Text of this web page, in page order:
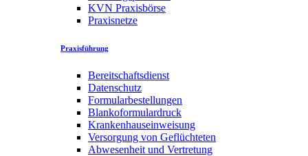
KVN Praxisbörse
Praxisnetze
Praxisführung
Bereitschaftsdienst
Datenschutz
Formularbestellungen
Blankoformulardruck
Krankenhauseinweisung
Versorgung von Geflüchteten
Abwesenheit und Vertretung